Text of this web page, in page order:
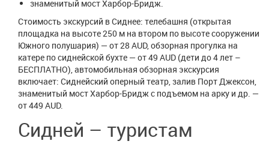
знаменитый мост Харбор-Бридж.
Стоимость экскурсий в Сиднее: телебашня (открытая
площадка на высоте 250 м на втором по высоте сооружении
Южного полушария) — от 28 AUD, обзорная прогулка на
катере по сиднейской бухте — от 49 AUD (дети до 4 лет –
БЕСПЛАТНО), автомобильная обзорная экскурсия
включает: Сиднейский оперный театр, залив Порт Джексон,
знаменитый мост Харбор-Бридж с подъемом на арку и др. —
от 449 AUD.
Сидней – туристам